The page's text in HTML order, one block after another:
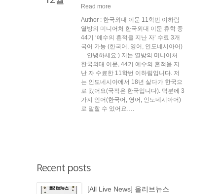
Read more
Author : 한국외대 이문 11학번 이하림
열방의 미니어처 한국외대 이문 휴학 중
44기 ‘예수의 흔적을 지난 자’ 수료 3개
국어 가능 (한국어, 영어, 인도네시아어)
안녕하세요:) 저는 열방의 미니어처
한국외대 이문, 44기 예수의 흔적을 지
난 자 수료한 11학번 이하림입니다. 저
는 인도네시아에서 18년 살다가 한국으
로 갔어요(국적은 한국입니다). 덕분에 3
가지 언어(한국어, 영어, 인도네시아어)
로 말할 수 있어요….
Recent posts
[All Live News] 올리브뉴스